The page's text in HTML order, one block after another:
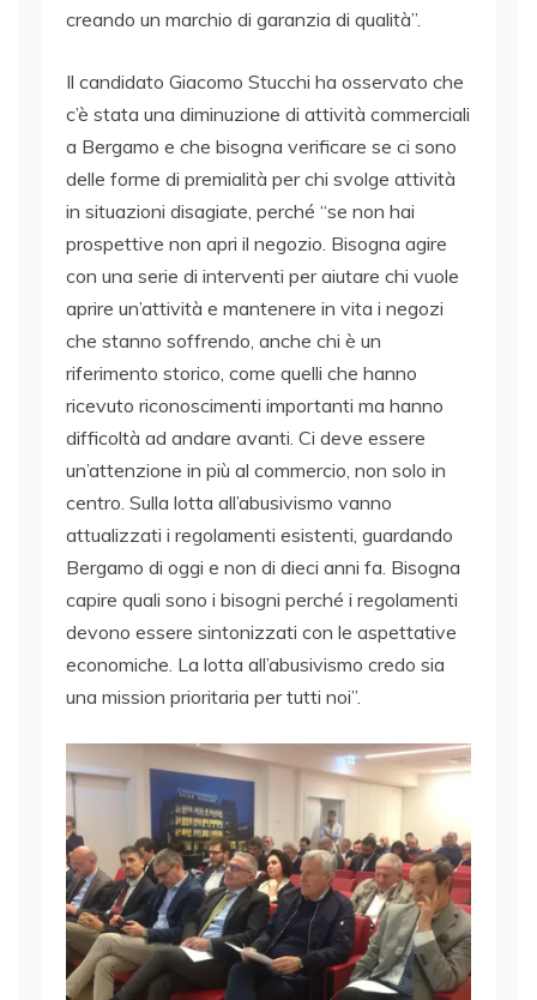
creando un marchio di garanzia di qualità”.
Il candidato Giacomo Stucchi ha osservato che
c’è stata una diminuzione di attività commerciali
a Bergamo e che bisogna verificare se ci sono
delle forme di premialità per chi svolge attività
in situazioni disagiate, perché “se non hai
prospettive non apri il negozio. Bisogna agire
con una serie di interventi per aiutare chi vuole
aprire un’attività e mantenere in vita i negozi
che stanno soffrendo, anche chi è un
riferimento storico, come quelli che hanno
ricevuto riconoscimenti importanti ma hanno
difficoltà ad andare avanti. Ci deve essere
un’attenzione in più al commercio, non solo in
centro. Sulla lotta all’abusivismo vanno
attualizzati i regolamenti esistenti, guardando
Bergamo di oggi e non di dieci anni fa. Bisogna
capire quali sono i bisogni perché i regolamenti
devono essere sintonizzati con le aspettative
economiche. La lotta all’abusivismo credo sia
una mission prioritaria per tutti noi”.